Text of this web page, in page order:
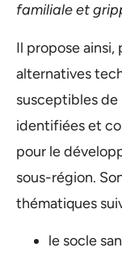
familiale et
Il propose
alternatives
susceptibles
identifiées et
pour le
sous-région.
thématiques
le socle